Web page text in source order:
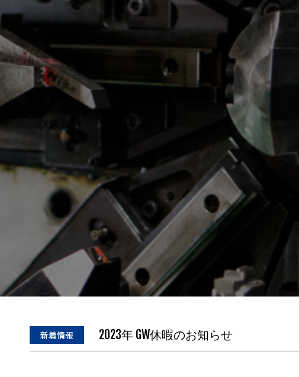
新着情報 2023年 GW休暇のお知らせ